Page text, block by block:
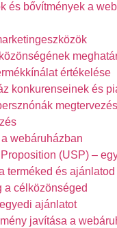
és bővítmények a
értékelése
konkurenseinek és
webáruházban
(USP) –
terméked és ajánlatod
a célközönséged
ajánlatot
javítása a